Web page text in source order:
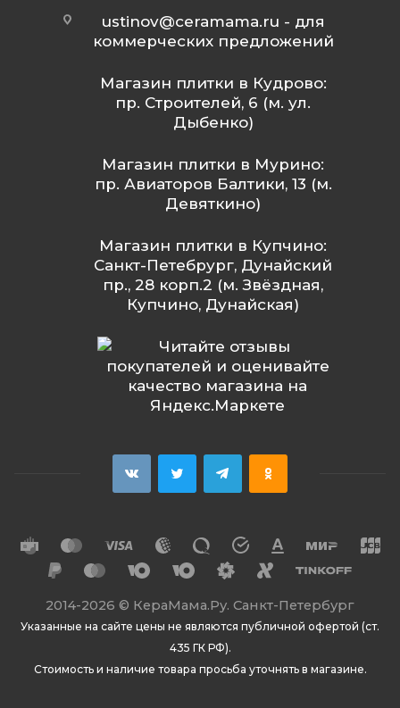
ustinov@ceramama.ru - для
коммерческих предложений
Магазин плитки в Кудрово:
пр. Строителей, 6 (м. ул.
Дыбенко)
Магазин плитки в Мурино:
пр. Авиаторов Балтики, 13 (м.
Девяткино)
Магазин плитки в Купчино:
Санкт-Петебрург, Дунайский
пр., 28 корп.2 (м. Звёздная,
Купчино, Дунайская)
2014-2026 © КераМама.Ру. Санкт-Петербург
Указанные на сайте цены не являются публичной офертой (ст.
435 ГК РФ).
Стоимость и наличие товара просьба уточнять в магазине.